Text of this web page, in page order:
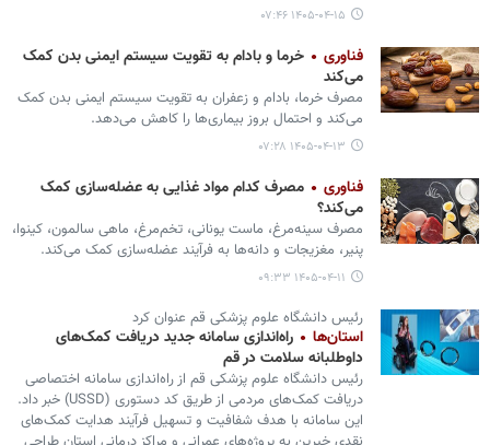
۱۴۰۵-۰۴-۱۵ ۰۷:۴۶
فناوری
خرما و بادام به تقویت سیستم ایمنی بدن کمک
می‌کند
مصرف خرما، بادام و زعفران به تقویت سیستم ایمنی بدن کمک
می‌کند و احتمال بروز بیماری‌ها را کاهش می‌دهد.
۱۴۰۵-۰۴-۱۳ ۰۷:۲۸
فناوری
مصرف کدام مواد غذایی به عضله‌سازی کمک
می‌کند؟
مصرف سینه‌مرغ، ماست یونانی، تخم‌مرغ، ماهی سالمون، کینوا،
پنیر، مغزیجات و دانه‌ها به فرآیند عضله‌سازی کمک می‌کند.
۱۴۰۵-۰۴-۱۱ ۰۹:۳۳
رئیس دانشگاه علوم پزشکی قم عنوان کرد
استان‌ها
راه‌اندازی سامانه جدید دریافت کمک‌های
داوطلبانه سلامت در قم
رئیس دانشگاه علوم پزشکی قم از راه‌اندازی سامانه اختصاصی
دریافت کمک‌های مردمی از طریق کد دستوری (USSD) خبر داد.
این سامانه با هدف شفافیت و تسهیل فرآیند هدایت کمک‌های